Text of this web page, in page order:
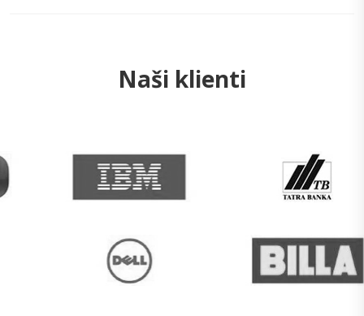
Naši klienti